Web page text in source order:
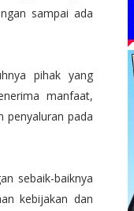
sampai ada
pihak yang
manfaat,
penyaluran pada
sebaik-baiknya
kebijakan dan